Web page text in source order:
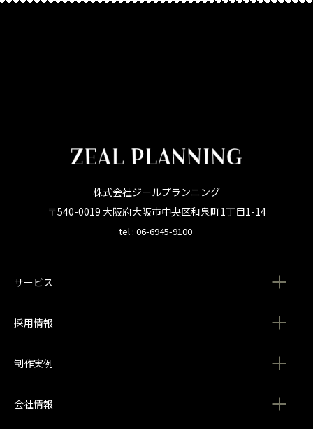
株式会社ジールプランニング
〒540-0019 大阪府大阪市中央区和泉町1丁目1-14
tel : 06-6945-9100
サービス
採用情報
制作実例
会社情報